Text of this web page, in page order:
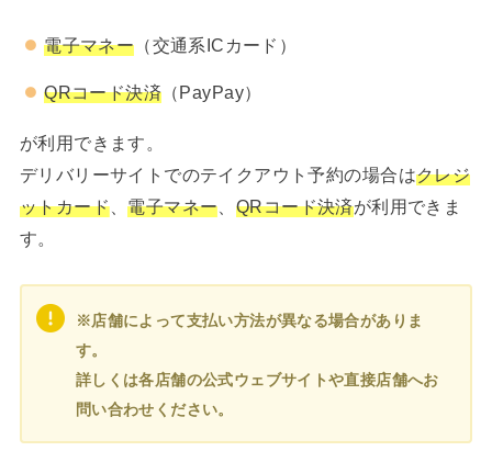
電子マネー （交通系ICカード）
QRコード決済 （PayPay）
が利用できます。
デリバリーサイトでのテイクアウト予約の場合はクレジ
ットカード、電子マネー QRコード決済が利用できま
す。
※店舗によって支払い方法が異なる場合がありま
す。
詳しくは各店舗の公式ウェブサイトや直接店舗へお
問い合わせください。